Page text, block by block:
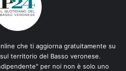
che ti aggiorna gratuitamente su
territorio del Basso veronese.
per noi non è solo uno